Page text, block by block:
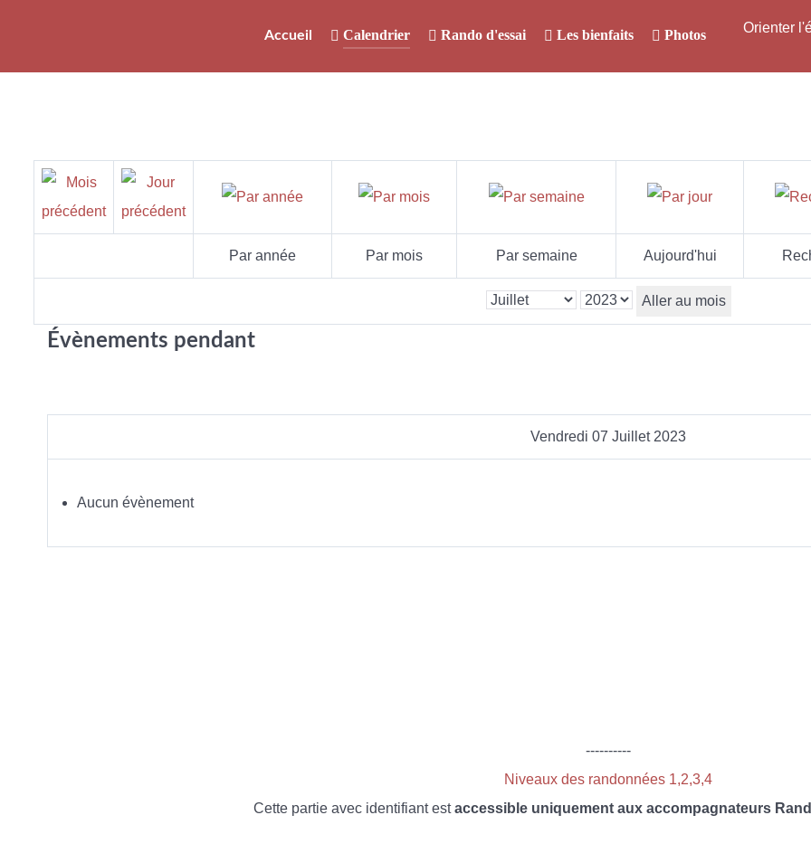
Accueil Calendrier Rando d'essai Les bienfaits Photos Orienter
Par année Par mois Par semaine Aujourd'hui
Aller au mois
Évènements pendant
Vendredi 07 Juillet 2023
Aucun évènement
----------
Niveaux des randonnées 1,2,3,4
Cette partie avec identifiant estaccessible uniquement aux accompagnateurs